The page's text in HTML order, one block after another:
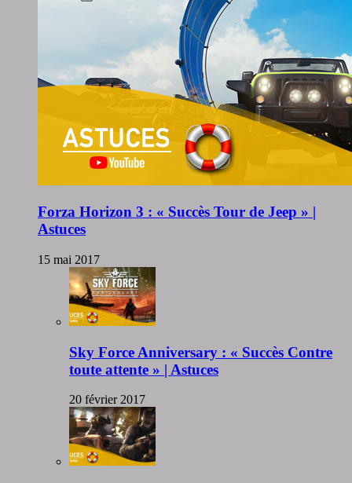
Forza Horizon 3 : « Succès Tour de Jeep » |
Astuces
15 mai 2017
Sky Force Anniversary : « Succès Contre
toute attente » | Astuces
20 février 2017